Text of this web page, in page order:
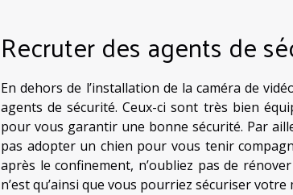
Recruter des agents de
En dehors de l’installation de la caméra de
agents de sécurité. Ceux-ci sont très bien
pour vous garantir une bonne sécurité. Par
pas adopter un chien pour vous tenir
après le confinement, n’oubliez pas de
n’est qu’ainsi que vous pourriez sécuriser